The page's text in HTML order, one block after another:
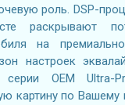
роль. DSP-
раскрывают
на
настроек
серии OEM Ultra-
картину по Вашему